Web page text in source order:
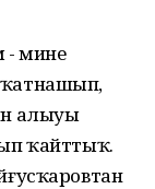
минең
алыуы
ҡайттыҡ.